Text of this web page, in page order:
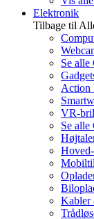
Elektronik
Tilbage til
Se alle
Action
VR-
Se alle
Kabler